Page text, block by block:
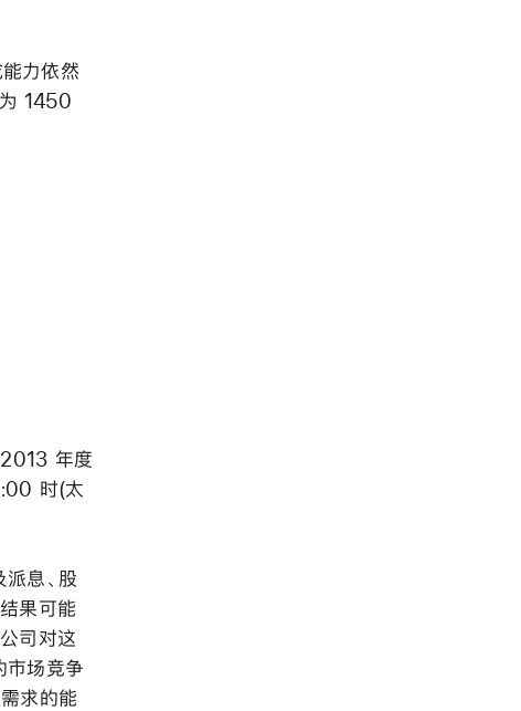
力依然
1450
年度
时(太
息、股
果可能
司对这
市场竞争
求的能